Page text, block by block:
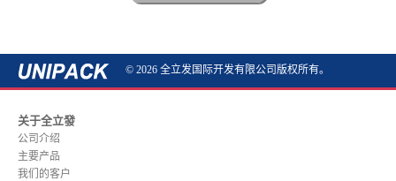
© 2026 全立发国际开发有限公司版权所有。
关于全立發
公司介绍
主要产品
我们的客户